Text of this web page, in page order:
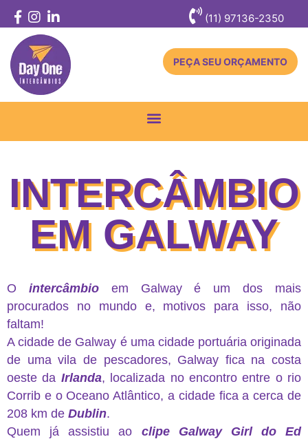
(11) 97136-2350
PEÇA SEU ORÇAMENTO
navigation
INTERCÂMBIO
EM GALWAY
O intercâmbioem Galway é um dos mais
procurados no mundo e, motivos para isso, não
faltam!
A cidade de Galway é uma cidade portuária originada
de uma vila de pescadores, Galway fica na costa
oeste da Irlanda, localizada no encontro entre o rio
Corrib e o Oceano Atlântico, a cidade fica a cerca de
208 km de Dublin.
Quem já assistiu ao clipe Galway Girl do Ed